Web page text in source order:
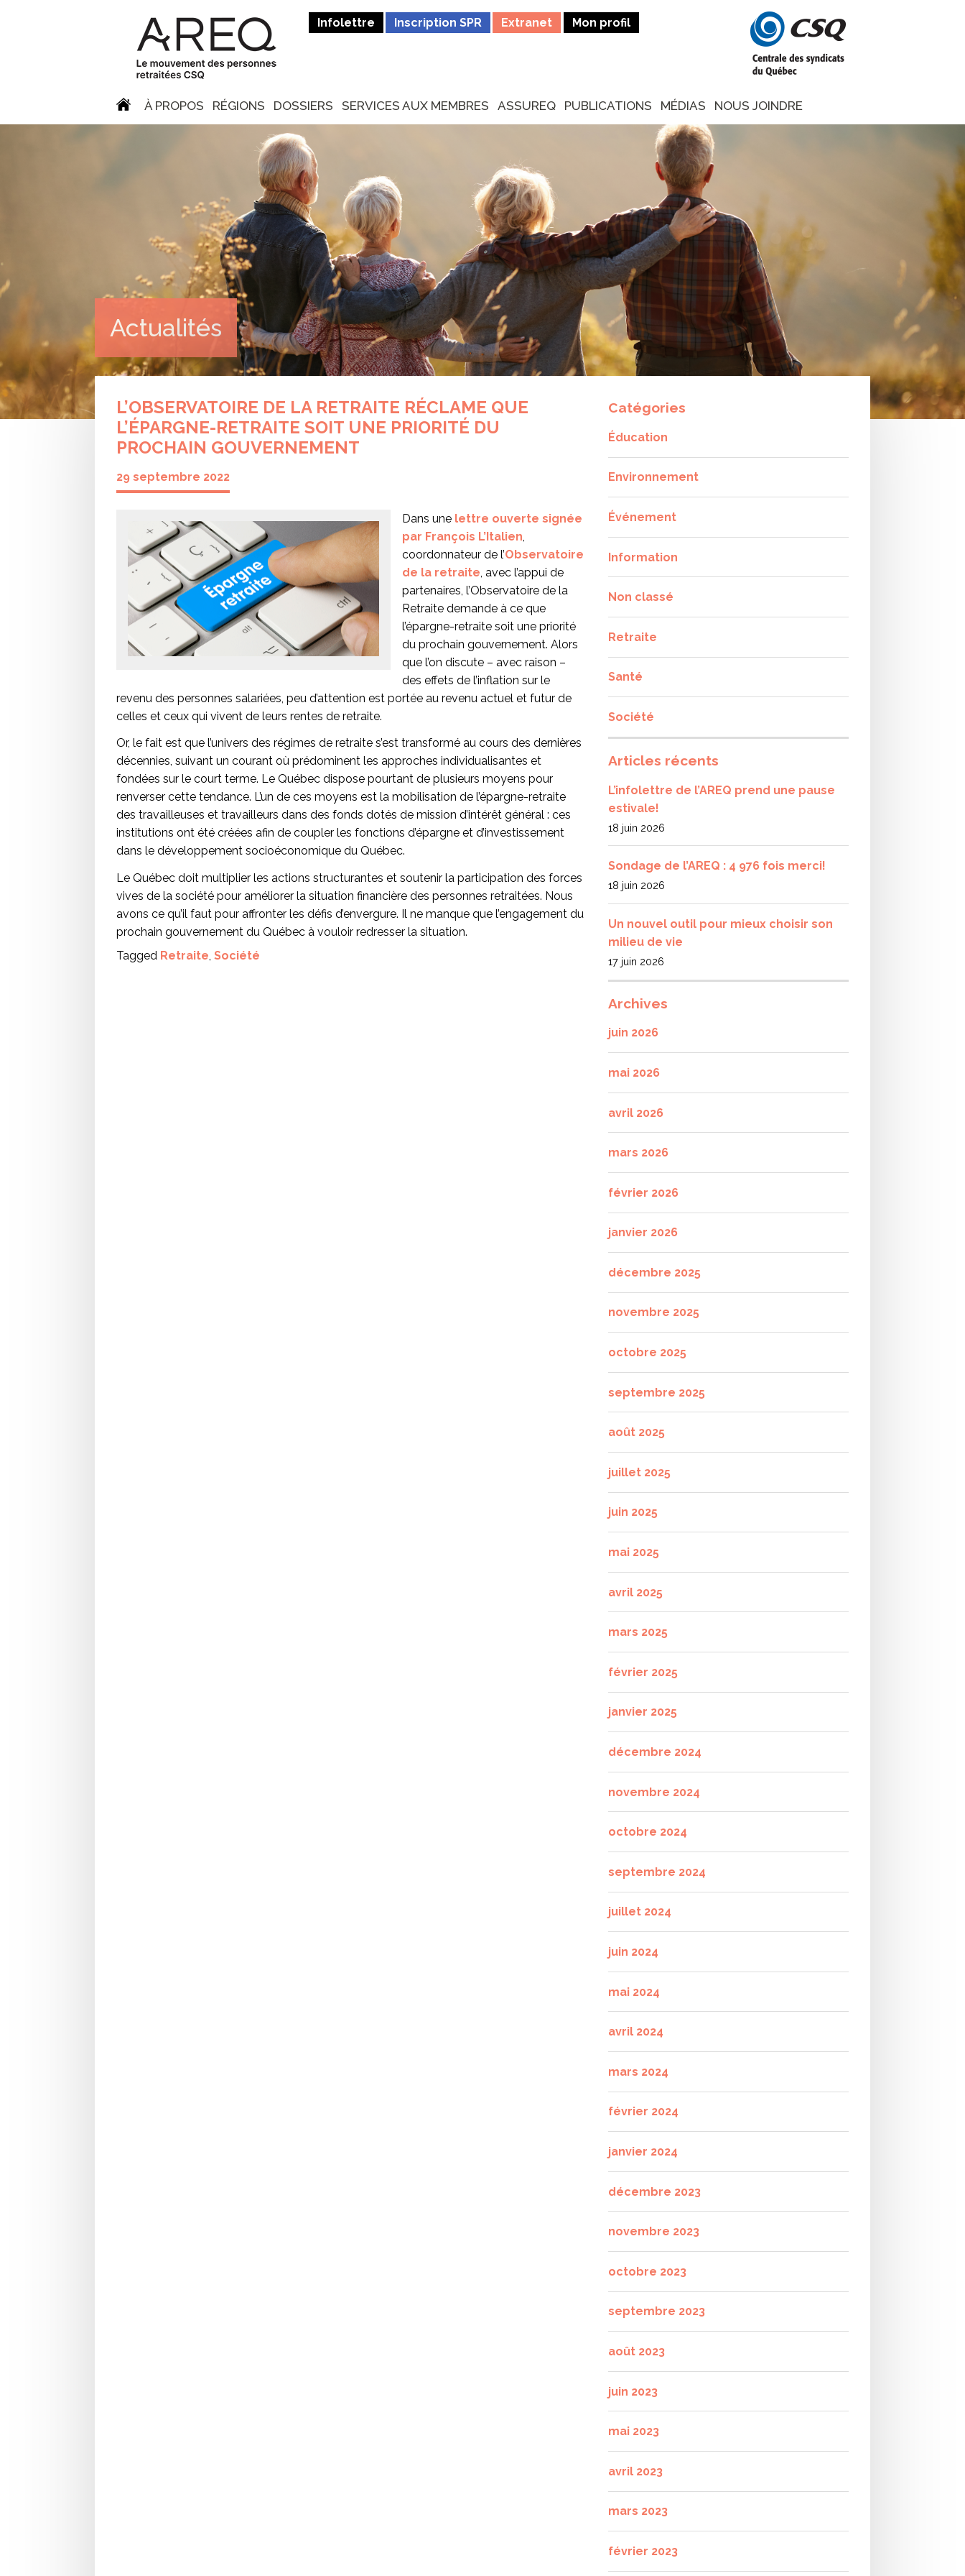
Infolettre Inscription SPR Extranet Mon profil
À PROPOS RÉGIONS DOSSIERS SERVICES AUX MEMBRES ASSUREQ PUBLICATIONS MÉDIAS NOUS JOINDRE
Actualités
L’OBSERVATOIRE DE LA RETRAITE RÉCLAME QUE
L’ÉPARGNE-RETRAITE SOIT UNE PRIORITÉ DU
PROCHAIN GOUVERNEMENT
29 septembre 2022
Dans une lettre ouverte signée
par François L’Italien
coordonnateur de l’Observatoire
de la retraite , avec l’appui de
partenaires, l’Observatoire de la
Retraite demande à ce que
l’épargne-retraite soit une priorité
du prochain gouvernement. Alors
que l’on discute – avec raison –
des effets de l’inflation sur le
revenu des personnes salariées, peu d’attention est portée au revenu actuel et futur de
celles et ceux qui vivent de leurs rentes de retraite.
Or, le fait est que l’univers des régimes de retraite s’est transformé au cours des dernières
décennies, suivant un courant où prédominent les approches individualisantes et
fondées sur le court terme. Le Québec dispose pourtant de plusieurs moyens pour
renverser cette tendance. L’un de ces moyens est la mobilisation de l’épargne-retraite
des travailleuses et travailleurs dans des fonds dotés de mission d’intérêt général : ces
institutions ont été créées afin de coupler les fonctions d’épargne et d’investissement
dans le développement socioéconomique du Québec.
Le Québec doit multiplier les actions structurantes et soutenir la participation des forces
vives de la société pour améliorer la situation financière des personnes retraitées. Nous
avons ce qu’il faut pour affronter les défis d’envergure. Il ne manque que l’engagement du
prochain gouvernement du Québec à vouloir redresser la situation.
Tagged Retraite, Société
Catégories
Éducation
Environnement
Événement
Information
Non classé
Retraite
Santé
Société
Articles récents
L’infolettre de l’AREQ prend une pause
estivale!
18 juin 2026
Sondage de l’AREQ : 4 976 fois merci!
18 juin 2026
Un nouvel outil pour mieux choisir son
milieu de vie
17 juin 2026
Archives
juin 2026
mai 2026
avril 2026
mars 2026
février 2026
janvier 2026
décembre 2025
novembre 2025
octobre 2025
septembre 2025
août 2025
juillet 2025
juin 2025
mai 2025
avril 2025
mars 2025
février 2025
janvier 2025
décembre 2024
novembre 2024
octobre 2024
septembre 2024
juillet 2024
juin 2024
mai 2024
avril 2024
mars 2024
février 2024
janvier 2024
décembre 2023
novembre 2023
octobre 2023
septembre 2023
août 2023
juin 2023
mai 2023
avril 2023
mars 2023
février 2023